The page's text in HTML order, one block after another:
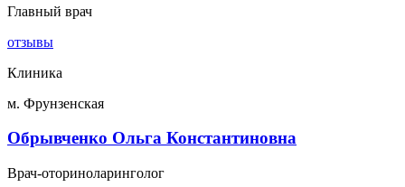
Главный врач
отзывы
Клиника
м. Фрунзенская
Обрывченко Ольга Константиновна
Врач-оториноларинголог